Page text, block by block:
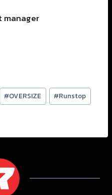
manager
#OVERSIZE #Runstop